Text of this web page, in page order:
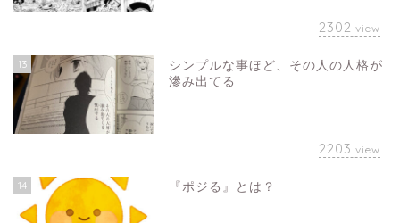
2302 view
13
シンプルな事ほど、その人の人格が
滲み出てる
2203 view
14 『ポジる』とは？